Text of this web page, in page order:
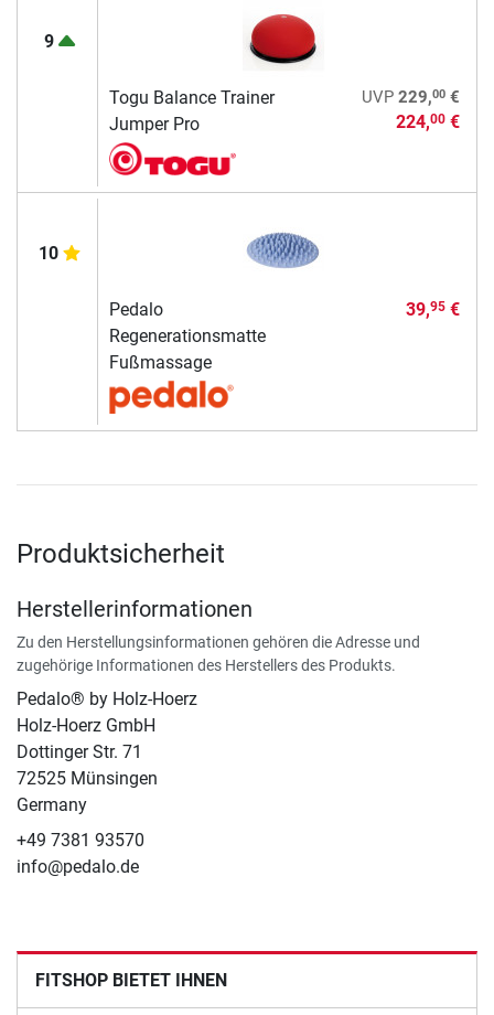
9
Togu Balance Trainer
Jumper Pro
UVP 229,00€
224,00€
10
Pedalo
Regenerationsmatte
Fußmassage
39,95€
Produktsicherheit
Herstellerinformationen
Zu den Herstellungsinformationen gehören die Adresse und
zugehörige Informationen des Herstellers des Produkts.
Pedalo® by Holz-Hoerz
Holz-Hoerz GmbH
Dottinger Str. 71
72525 Münsingen
Germany
+49 7381 93570
info@pedalo.de
FITSHOP BIETET IHNEN